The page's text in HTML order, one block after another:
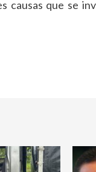
causas que se